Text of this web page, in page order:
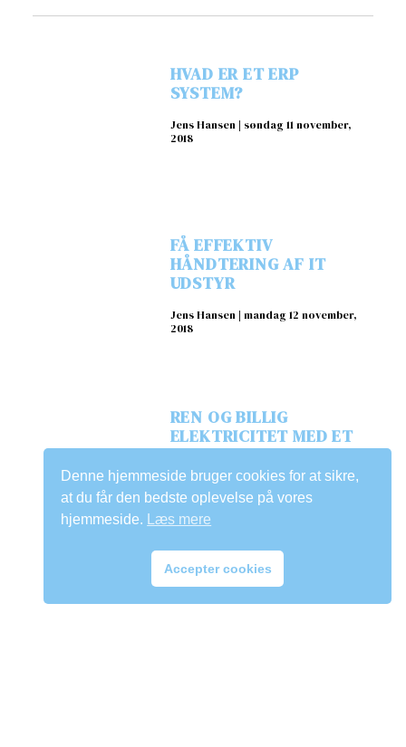
HVAD ER ET ERP
SYSTEM?
Jens Hansen
søndag 11 november,
2018
FÅ EFFEKTIV
HÅNDTERING AF IT
UDSTYR
Jens Hansen mandag 12 november,
2018
REN OG BILLIG
ELEKTRICITET MED ET
SOLCELLEANLÆG
Jens Hansen
tirsdag 13 november,
2018
Denne hjemmeside bruger cookies for at sikre,
at du får den bedste oplevelse på vores
hjemmeside.
Læs mere
Accepter cookies